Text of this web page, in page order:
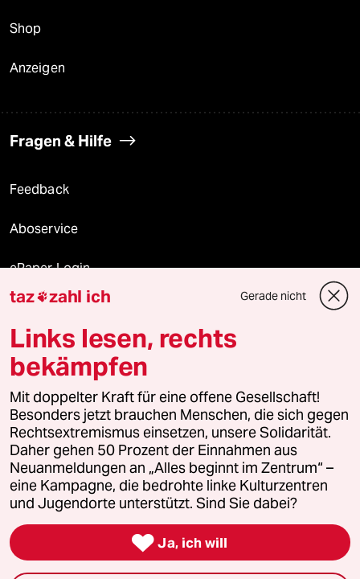
Shop
Anzeigen
Fragen & Hilfe
Feedback
Aboservice
ePaper Login
Downloads für Abonnierende
© 2026 taz Verlags und Vertriebs GmbH
Alle Rechte vorbehalten. Bei rechtlichen Fragen oder für Genehmigungen
wenden Sie sich bitte an
lizenzen@taz.de
Feedback Redaktionsstatut Kommune-Richtlinien
Leitlinie Informant Datenschutz Impressum AGB
Seitenwende Einwilligungen widerrufen (Ads)
taz zahl ich Gerade nicht
Links lesen, rechts
bekämpfen
Mit doppelter Kraft für eine offene Gesellschaft!
Besonders jetzt brauchen Menschen, die sich gegen
Rechtsextremismus einsetzen, unsere Solidarität.
Daher gehen 50 Prozent der Einnahmen aus
Neuanmeldungen an „Alles beginnt im Zentrum“ –
eine Kampagne, die bedrohte linke Kulturzentren
und Jugendorte unterstützt. Sind Sie dabei?
 Ja, ich will